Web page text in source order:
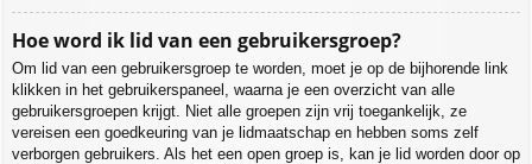
Hoe word ik lid van een gebruikersgroep?
Om lid van een gebruikersgroep te worden, moet je op de bijhorende link
klikken in het gebruikerspaneel, waarna je een overzicht van alle
gebruikersgroepen krijgt. Niet alle groepen zijn vrij toegankelijk, ze
vereisen een goedkeuring van je lidmaatschap en hebben soms zelf
verborgen gebruikers. Als het een open groep is, kan je lid worden door op